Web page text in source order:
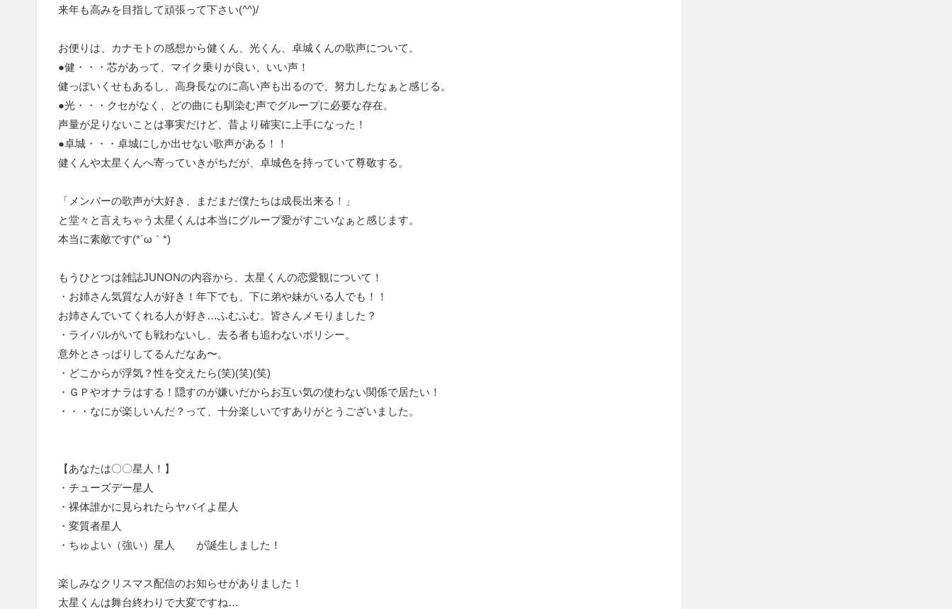
来年も高みを目指して頑張って下さい(^^)/
お便りは、カナモトの感想から健くん、光くん、卓城くんの歌声について。
●健・・・芯があって、マイク乗りが良い、いい声！
健っぽいくせもあるし、高身長なのに高い声も出るので、努力したなぁと感じる。
●光・・・クセがなく、どの曲にも馴染む声でグループに必要な存在。
声量が足りないことは事実だけど、昔より確実に上手になった！
●卓城・・・卓城にしか出せない歌声がある！！
健くんや太星くんへ寄っていきがちだが、卓城色を持っていて尊敬する。
「メンバーの歌声が大好き、まだまだ僕たちは成長出来る！」
と堂々と言えちゃう太星くんは本当にグループ愛がすごいなぁと感じます。
本当に素敵です(*´ω｀*)
もうひとつは雑誌JUNONの内容から、太星くんの恋愛観について！
・お姉さん気質な人が好き！年下でも、下に弟や妹がいる人でも！！
お姉さんでいてくれる人が好き…ふむふむ。皆さんメモりました？
・ライバルがいても戦わないし、去る者も追わないポリシー。
意外とさっぱりしてるんだなあ〜。
・どこからが浮気？性を交えたら(笑)(笑)(笑)
・ＧＰやオナラはする！隠すのが嫌いだからお互い気の使わない関係で居たい！
・・・なにが楽しいんだ？って、十分楽しいですありがとうございました。
【あなたは〇〇星人！】
・チューズデー星人
・裸体誰かに見られたらヤバイよ星人
・変質者星人
・ちゅよい（強い）星人 が誕生しました！
楽しみなクリスマス配信のお知らせがありました！
太星くんは舞台終わりで大変ですね…